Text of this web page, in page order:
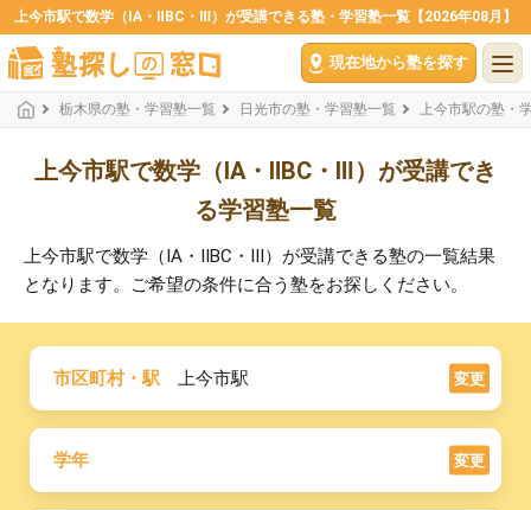
上今市駅で数学（ⅠA・ⅡBC・Ⅲ）が受講できる塾・学習塾一覧【2026年08月】
現在地から塾を探す
栃木県の塾・学習塾一覧 日光市の塾・学習塾一覧 上今市駅の塾・
上今市駅で数学（ⅠA・ⅡBC・Ⅲ）が受講でき
る学習塾一覧
上今市駅で数学（ⅠA・ⅡBC・Ⅲ）が受講できる塾の一覧結果
となります。ご希望の条件に合う塾をお探しください。
市区町村・駅 上今市駅 変更
学年 変更